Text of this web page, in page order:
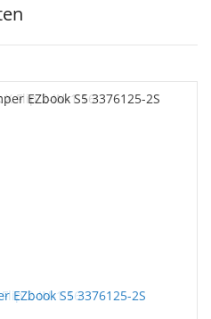
EZbook S5 3376125-2S